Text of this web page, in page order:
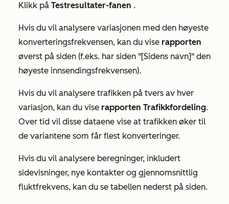
Klikk på Testresultater-fanen .
Hvis du vil analysere variasjonen med den høyeste
konverteringsfrekvensen, kan du vise rapporten
øverst på siden (f.eks. har siden "[Sidens navn]" den
høyeste innsendingsfrekvensen).
Hvis du vil analysere trafikken på tvers av hver
variasjon, kan du vise rapporten Trafikkfordeling.
Over tid vil disse dataene vise at trafikken øker til
de variantene som får flest konverteringer.
Hvis du vil analysere beregninger, inkludert
sidevisninger, nye kontakter og gjennomsnittlig
fluktfrekvens, kan du se tabellen nederst på siden.